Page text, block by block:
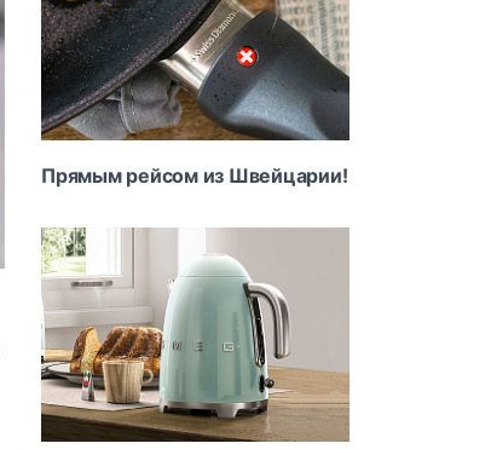
Прямым рейсом из Швейцарии!